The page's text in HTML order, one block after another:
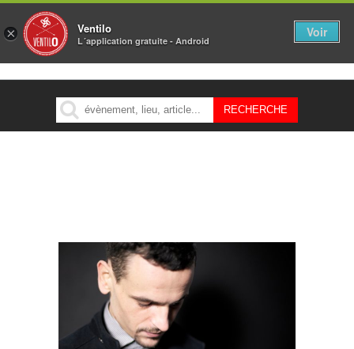
MENU
× Ventilo
L´application gratuite - Android
Voir